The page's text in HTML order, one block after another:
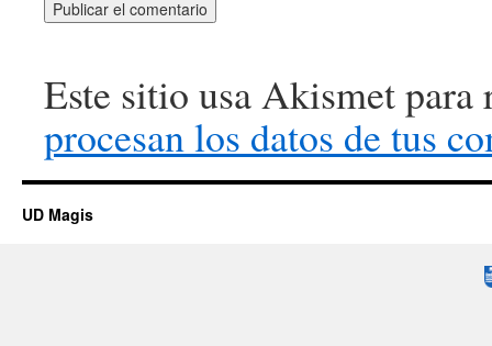
Este sitio usa Akismet
procesan los datos de tus
UD Magis